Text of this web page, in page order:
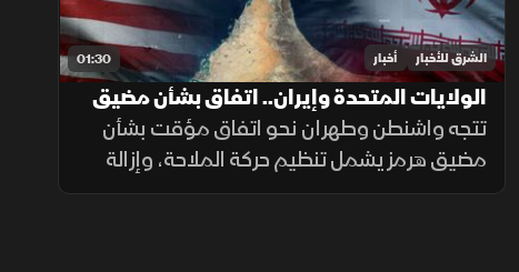
01:30 الشرق للأخبار أخبار
الولايات المتحدة وإيران.. اتفاق بشأن مضيق
هرمز
تتجه واشنطن وطهران نحو اتفاق مؤقت بشأن
مضيق هرمز يشمل تنظيم حركة الملاحة، وإزالة
الألغام، واستئناف المفاوضات النووية، مع